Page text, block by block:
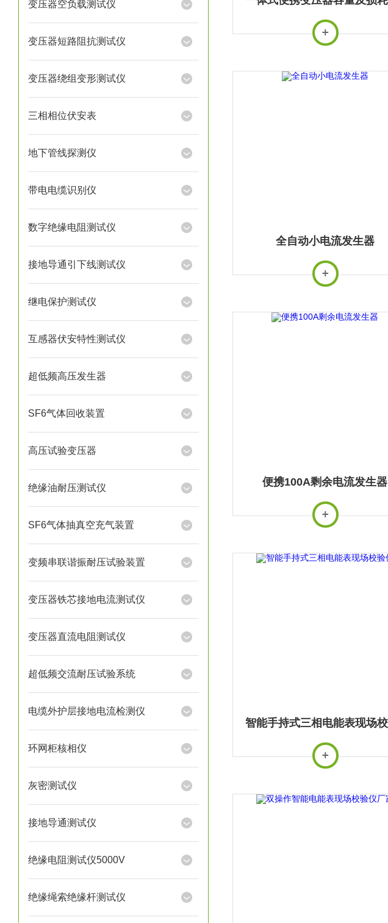
变压器空负载测试仪
变压器短路阻抗测试仪
变压器绕组变形测试仪
三相相位伏安表
地下管线探测仪
带电电缆识别仪
数字绝缘电阻测试仪
接地导通引下线测试仪
继电保护测试仪
互感器伏安特性测试仪
超低频高压发生器
SF6气体回收装置
高压试验变压器
绝缘油耐压测试仪
SF6气体抽真空充气装置
变频串联谐振耐压试验装置
变压器铁芯接地电流测试仪
变压器直流电阻测试仪
超低频交流耐压试验系统
电缆外护层接地电流检测仪
环网柜核相仪
灰密测试仪
接地导通测试仪
绝缘电阻测试仪5000V
绝缘绳索绝缘杆测试仪
全自动小电流发生器
便携100A剩余电流发生器